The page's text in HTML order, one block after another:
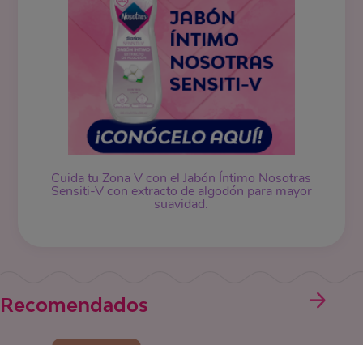
Cuida tu Zona V con el Jabón Íntimo Nosotras
Sensiti-V con extracto de algodón para mayor
suavidad.
Recomendados